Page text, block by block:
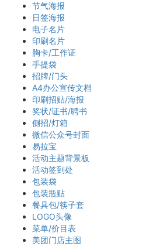
节气海报
日签海报
电子名片
印刷名片
胸卡/工作证
手提袋
招牌/门头
A4办公宣传文档
印刷招贴/海报
奖状/证书/聘书
侧招/灯箱
微信公众号封面
易拉宝
活动主题背景板
活动签到处
包装袋
包装瓶贴
餐具包/筷子套
LOGO头像
菜单/价目表
美团门店主图